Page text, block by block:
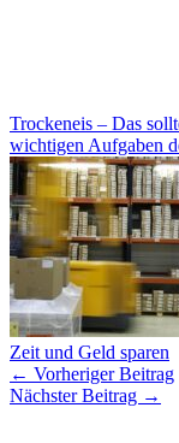
Trockeneis – Das
wichtigen Aufgaben
Zeit und Geld sparen
← Vorheriger Beitrag
Nächster Beitrag →